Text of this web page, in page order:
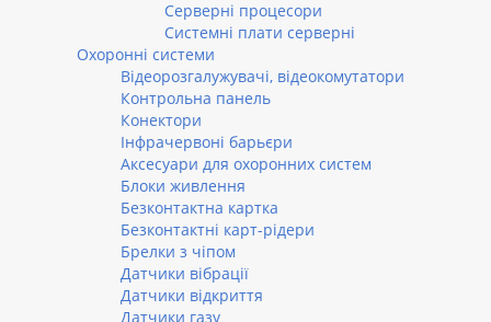
Серверні процесори
Системні плати серверні
Охоронні системи
Відеорозгалужувачі, відеокомутатори
Контрольна панель
Конектори
Інфрачервоні барьєри
Аксесуари для охоронних систем
Блоки живлення
Безконтактна картка
Безконтактні карт-рідери
Брелки з чіпом
Датчики вібрації
Датчики відкриття
Датчики газу